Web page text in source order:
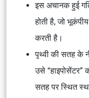
इस अचानक हुई
होती है, जो
करती है।
पृथ्वी की सतह के
उसे
सतह पर स्थित